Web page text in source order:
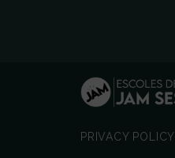
PRIVACY POLICY